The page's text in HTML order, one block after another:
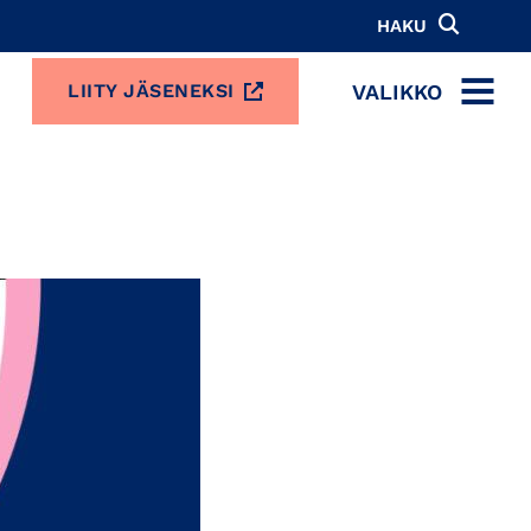
HAKU
LIITY JÄSENEKSI VALIKKO
MENU